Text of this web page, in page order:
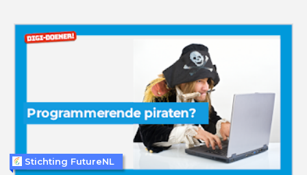
Stichting FutureNL